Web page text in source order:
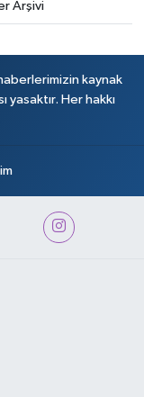
Arşivi
kaynak
yasaktır. Her hakkı